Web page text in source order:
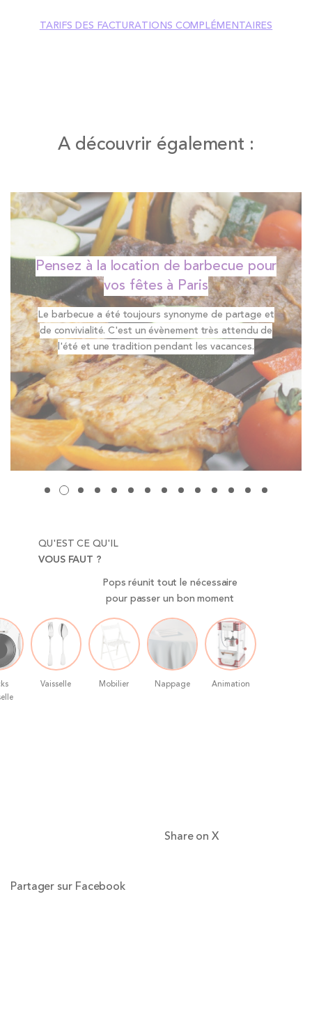
TARIFS DES FACTURATIONS COMPLÉMENTAIRES
A découvrir également :
Location de table ronde pour vos
événements à Paris
Louer du matériel pour des réceptions n’est pas
réservé aux pros.
En tant que particulier, vous pouvez avoir besoin de
vaisselle ou de table ronde pour recevoir vos amis.
QU'EST CE QU'IL
VOUS FAUT ?
Pops réunit tout le nécessaire
pour passer un bon moment
Vaisselle Mobilier Nappage Animation
Partager sur Facebook
Share on X